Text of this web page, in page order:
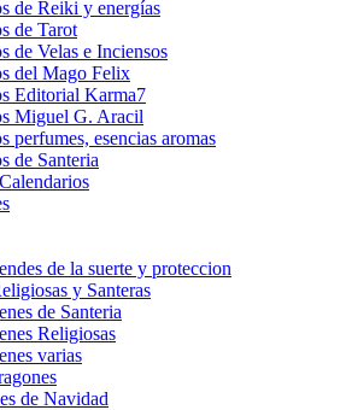
de Reiki y energías
de Tarot
de Velas e Inciensos
del Mago Felix
Editorial Karma7
Miguel G. Aracil
perfumes, esencias aromas
de Santeria
de la suerte y proteccion
y Santeras
de Santeria
Religiosas
varias
de Navidad